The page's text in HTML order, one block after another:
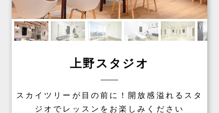
上野スタジオ
スカイツリーが目の前に！開放感溢れるスタ
ジオでレッスンをお楽しみください